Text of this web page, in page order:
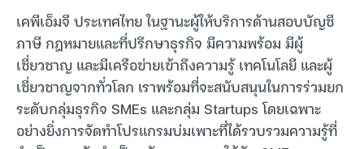
เคพีเอ็มจี ประเทศไทย ในฐานะผู้ให้บริการด้านสอบบัญชี
ภาษี กฎหมายและที่ปรึกษาธุรกิจ มีความพร้อม มีผู้
เชี่ยวชาญ และมีเครือข่ายเข้าถึงความรู้ เทคโนโลยี และผู้
เชี่ยวชาญจากทั่วโลก เราพร้อมที่จะสนับสนุนในการร่วมยก
ระดับกลุ่มธุรกิจ SMEs และกลุ่ม Startups โดยเฉพาะ
อย่างยิ่งการจัดทำโปรแกรมบ่มเพาะที่ได้รวบรวมความรู้ที่